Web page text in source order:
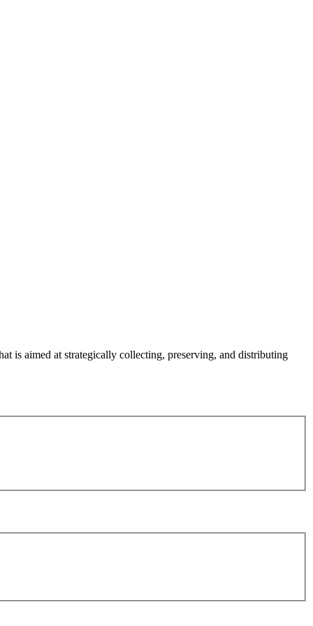
is aimed at strategically collecting, preserving, and distributing